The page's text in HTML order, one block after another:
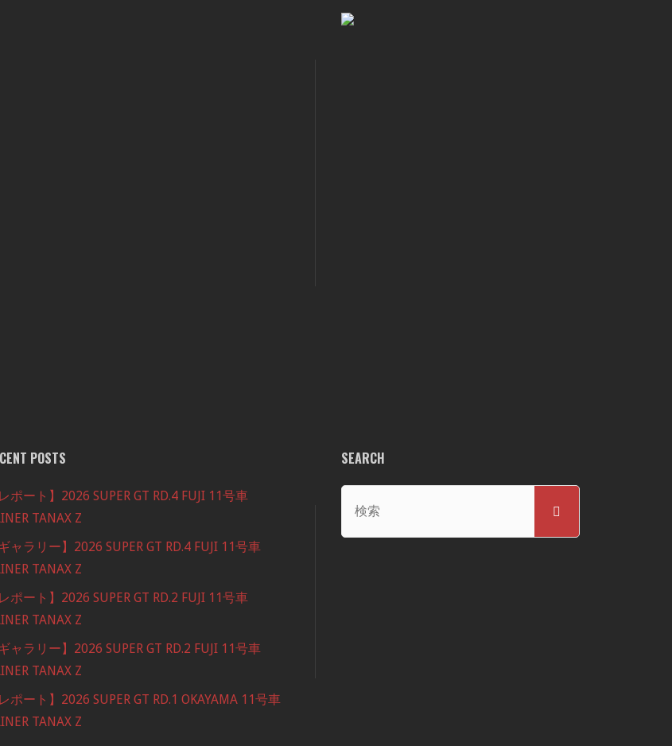
POSTS
レポート】2026 SUPER GT RD.4 FUJI 11号車
TANAX Z
ギャラリー】2026 SUPER GT RD.4 FUJI 11号車
TANAX Z
レポート】2026 SUPER GT RD.2 FUJI 11号車
TANAX Z
ギャラリー】2026 SUPER GT RD.2 FUJI 11号車
TANAX Z
レポート】2026 SUPER GT RD.1 OKAYAMA 11号車
TANAX Z
SEARCH
対
検